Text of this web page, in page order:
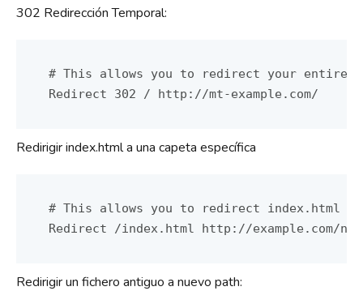
302 Redirección Temporal:
# This allows you to redirect your entire
Redirect 302 / http://mt-example.com/
Redirigir index.html a una capeta específica
# This allows you to redirect index.html
Redirigir un fichero antiguo a nuevo path: